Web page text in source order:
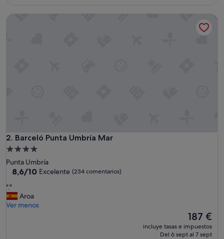
2. Barceló Punta Umbría Mar
Barceló Punta Umbría Mar
Alojamiento
de
4.0 estrellas
Punta Umbría
8.6
Excelente,
(234 comentarios)
8,6/10 Excelente (234 comentarios)
"
.
"
"."
Aroa
Ver menos
El
precio
actual
187 €
incluye tasas e impuestos
Del 6 sept al 7 sept